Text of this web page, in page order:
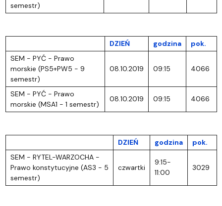
semestr)
DZIEŃ godzina
pok.
SEM - PYĆ - Prawo
morskie (PS5+PW5 - 9
semestr)
08.10.2019 09:15 4066
SEM - PYĆ - Prawo
morskie (MSA1 - 1 semestr)
08.10.2019 09:15 4066
DZIEŃ godzina
pok.
SEM - RYTEL-WARZOCHA -
Prawo konstytucyjne (AS3 - 5
semestr)
czwartki
9:15-
11:00
3029